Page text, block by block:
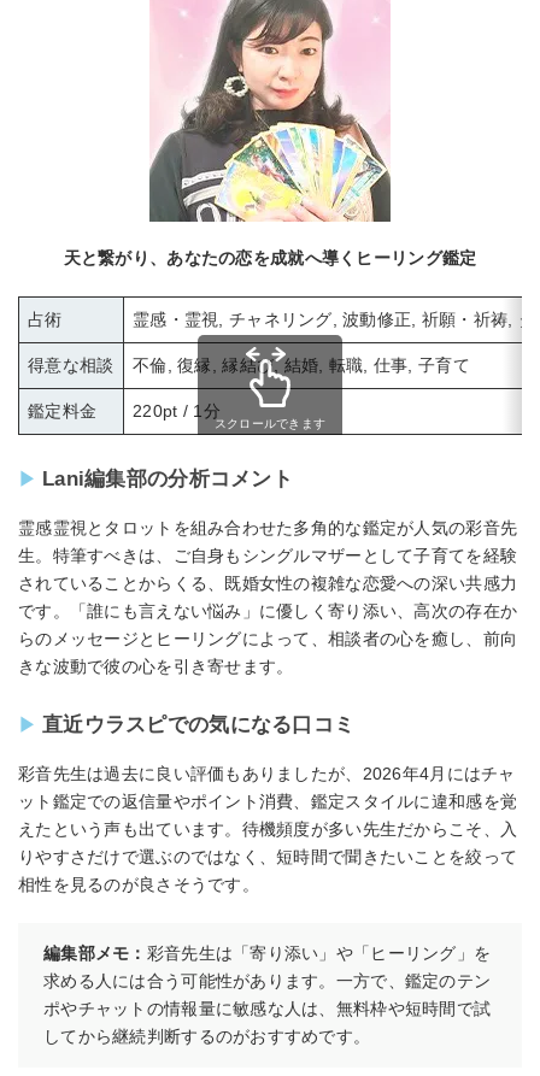
天と繋がり、あなたの恋を成就へ導くヒーリング鑑定
占術 霊感・霊視, チャネリング, 波動修正, 祈願・祈祷, タ
得意な相談 不倫, 復縁, 縁結び, 結婚, 転職, 仕事, 子育て
鑑定料金 220pt / 1分
スクロールできます
Lani編集部の分析コメント
霊感霊視とタロットを組み合わせた多角的な鑑定が人気の彩音先
生。特筆すべきは、ご自身もシングルマザーとして子育てを経験
されていることからくる、既婚女性の複雑な恋愛への深い共感力
です。「誰にも言えない悩み」に優しく寄り添い、高次の存在か
らのメッセージとヒーリングによって、相談者の心を癒し、前向
きな波動で彼の心を引き寄せます。
直近ウラスピでの気になる口コミ
彩音先生は過去に良い評価もありましたが、2026年4月にはチャ
ット鑑定での返信量やポイント消費、鑑定スタイルに違和感を覚
えたという声も出ています。待機頻度が多い先生だからこそ、入
りやすさだけで選ぶのではなく、短時間で聞きたいことを絞って
相性を見るのが良さそうです。
編集部メモ： 彩音先生は「寄り添い」や「ヒーリング」を
求める人には合う可能性があります。一方で、鑑定のテン
ポやチャットの情報量に敏感な人は、無料枠や短時間で試
してから継続判断するのがおすすめです。